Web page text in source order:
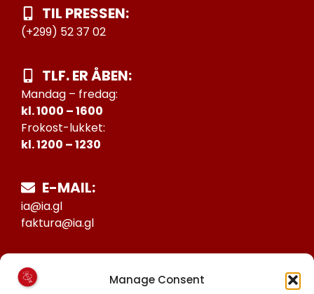
Manage Consent
TIL PRESSEN:
(+299) 52 37 02
TLF. ER ÅBEN:
Mandag – fredag:
kl. 1000 – 1600
Frokost-lukket:
kl. 1200 – 1230
E-MAIL:
ia@ia.gl
faktura@ia.gl
25027388